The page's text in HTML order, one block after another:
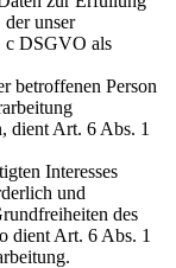
unser
c DSGVO als
betroffenen Person
dient Art. 6 Abs. 1
Interesses
und
des
dient Art. 6 Abs. 1